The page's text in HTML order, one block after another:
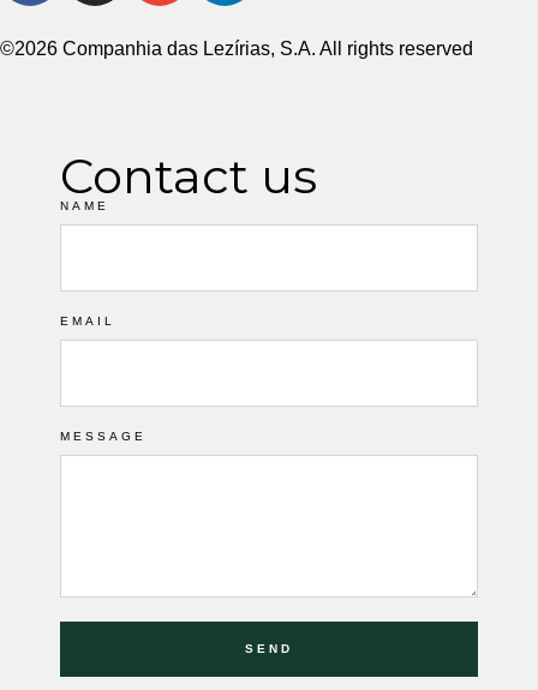
©2026 Companhia das Lezírias, S.A. All rights reserved
Contact us
NAME
EMAIL
MESSAGE
SEND